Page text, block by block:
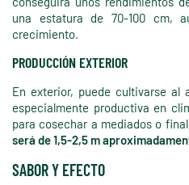
una estatura de 70-100 cm,
crecimiento.
PRODUCCIÓN EXTERIOR
En exterior, puede cultivarse al
especialmente productiva en
para cosechar a mediados o
será de 1,5-2,5 m
SABOR Y EFECTO